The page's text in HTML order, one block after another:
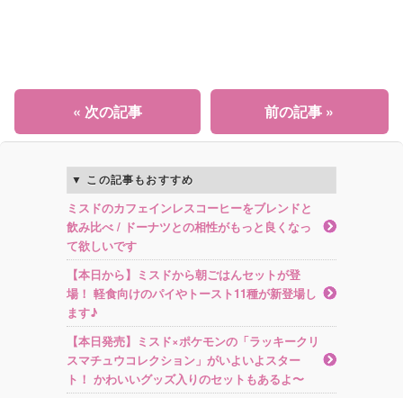
前の記事 »
« 次の記事
この記事もおすすめ
ミスドのカフェインレスコーヒーをブレンドと
飲み比べ / ドーナツとの相性がもっと良くなっ
て欲しいです
【本日から】ミスドから朝ごはんセットが登
場！ 軽食向けのパイやトースト11種が新登場し
ます♪
【本日発売】ミスド×ポケモンの「ラッキークリ
スマチュウコレクション」がいよいよスター
ト！ かわいいグッズ入りのセットもあるよ〜